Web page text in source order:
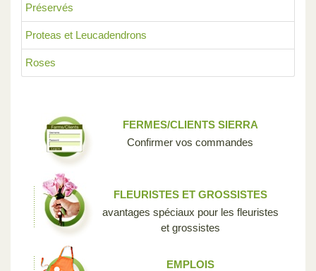
Préservés
Proteas et Leucadendrons
Roses
FERMES/CLIENTS SIERRA
Confirmer vos commandes
FLEURISTES ET GROSSISTES
avantages spéciaux pour les fleuristes
et grossistes
EMPLOIS